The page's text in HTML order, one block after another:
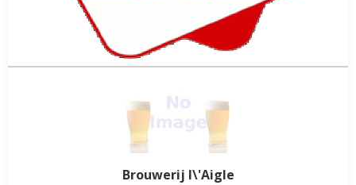
Aigle Belgica Brouwerij
Brugge
West-Vlaanderen
Brouwerij l\'Aigle